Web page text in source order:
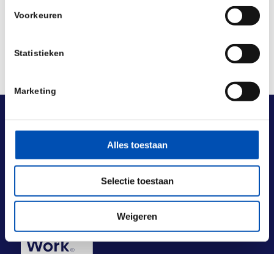
Voorkeuren
Statistieken
Marketing
Alles toestaan
Selectie toestaan
Weigeren